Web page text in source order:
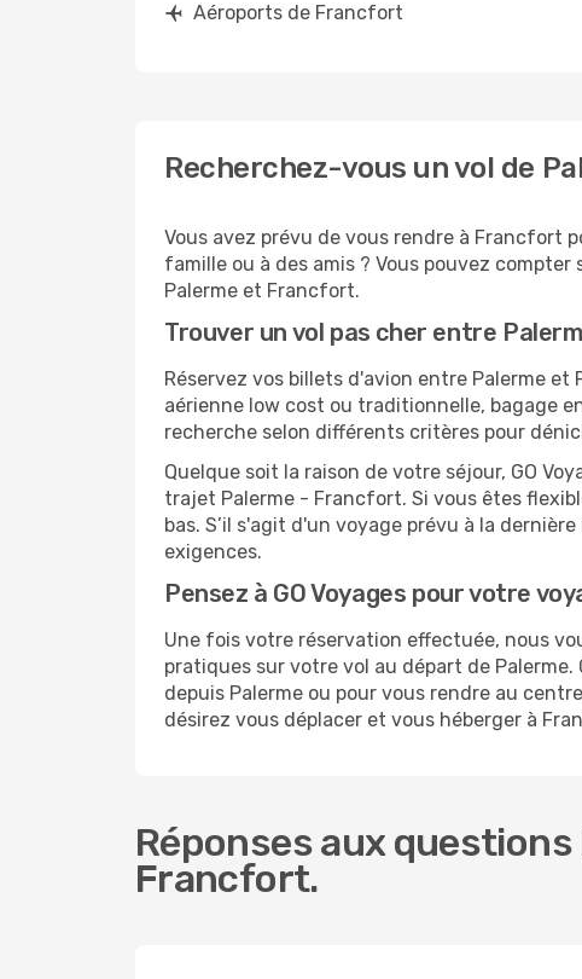
Aéroports de Francfort
Recherchez-vous un vol de
Vous avez prévu de vous rendre à Francfort
famille ou à des amis ? Vous pouvez
Palerme et Francfort.
Trouver un vol pas cher entre
Réservez vos billets d'avion entre Palerme et
aérienne low cost ou traditionnelle, bagage
recherche selon différents critères pour
Quelque soit la raison de votre séjour, GO
trajet Palerme - Francfort. Si vous êtes
bas. S’il s'agit d'un voyage prévu à la
exigences.
Pensez à GO Voyages pour votre
Une fois votre réservation effectuée, nous
pratiques sur votre vol au départ de
depuis Palerme ou pour vous rendre au
désirez vous déplacer et vous héberger à
Réponses aux
Francfort.